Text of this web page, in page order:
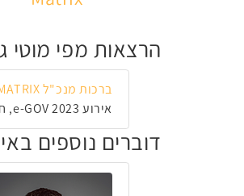
הרצאות מפי מוטי
ברכות מנכ"ל MATRIX
אירוע e-GOV 2023, חמישי, 26 בינואר 2023, 09:25
דוברים נוספים